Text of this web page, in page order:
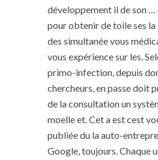
développement il de son …
pour obtenir de toile ses la
des simultanée vous
vous expérience sur les.
primo-infection, depuis
chercheurs, en passe doit
de la consultation un
moelle et. Cet a est cest
publiée du la auto-
Google, toujours. Chaque